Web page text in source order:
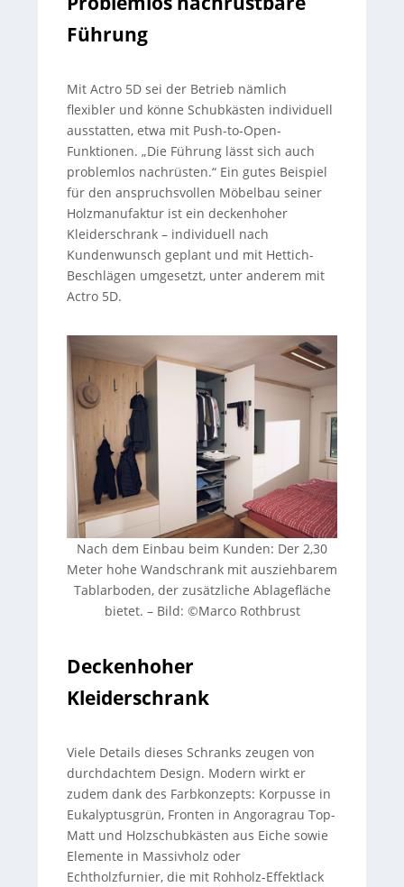
Führung
Mit Actro 5D sei der Betrieb nämlich
flexibler und könne Schubkästen individuell
ausstatten, etwa mit Push-to-Open-
Funktionen. „Die Führung lässt sich auch
problemlos nachrüsten.“ Ein gutes Beispiel
für den anspruchsvollen Möbelbau seiner
Holzmanufaktur ist ein deckenhoher
Kleiderschrank – individuell nach
Kundenwunsch geplant und mit Hettich-
Beschlägen umgesetzt, unter anderem mit
Actro 5D.
Nach dem Einbau beim Kunden: Der 2,30
Meter hohe Wandschrank mit ausziehbarem
Tablarboden, der zusätzliche Ablagefläche
bietet. – Bild: ©Marco Rothbrust
Deckenhoher
Kleiderschrank
Viele Details dieses Schranks zeugen von
durchdachtem Design. Modern wirkt er
zudem dank des Farbkonzepts: Korpusse in
Eukalyptusgrün, Fronten in Angoragrau Top-
Matt und Holzschubkästen aus Eiche sowie
Elemente in Massivholz oder
Echtholzfurnier, die mit Rohholz-Effektlack